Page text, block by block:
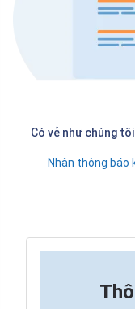
Có vẻ như chúng
Nhận thông báo